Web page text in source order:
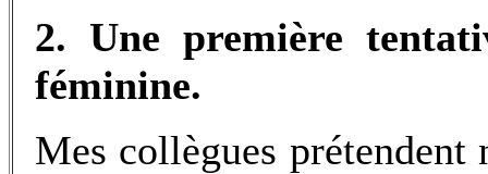
2. Une première
féminine.
Mes collègues